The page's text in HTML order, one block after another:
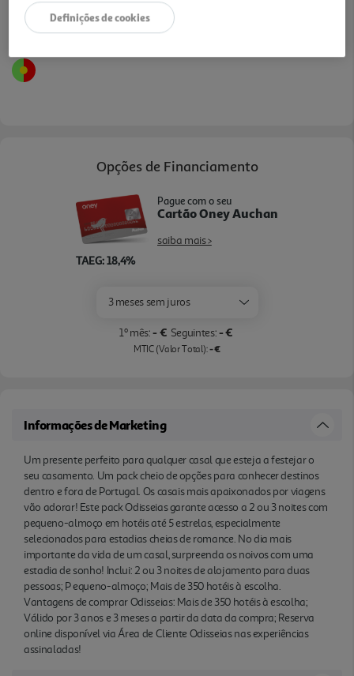
Mais de 350 hotéis à escolha. Vantagens de
comprar Odisseias: Mais de 350 hotéis à escolha;
Válido por 3 anos e 3 meses a partir da data da
compra; Reserva online disponível via Área de
Opções de Financiamento
TAEG: 18,4%
Pague com o seu
Cartão Oney Auchan
saiba mais >
3 meses sem juros
1º mês:- € Seguintes:- €
MTIC (Valor Total):- €
Informações de Marketing
Um presente perfeito para qualquer casal que esteja a festejar o
seu casamento. Um pack cheio de opções para conhecer destinos
dentro e fora de Portugal. Os casais mais apaixonados por viagens
vão adorar! Este pack Odisseias garante acesso a 2 ou 3 noites com
pequeno-almoço em hotéis até 5 estrelas, especialmente
selecionados para estadias cheias de romance. No dia mais
importante da vida de um casal, surpreenda os noivos com uma
estadia de sonho! Inclui: 2 ou 3 noites de alojamento para duas
pessoas; P equeno-almoço; Mais de 350 hotéis à escolha.
Vantagens de comprar Odisseias: Mais de 350 hotéis à escolha;
Válido por 3 anos e 3 meses a partir da data da compra; Reserva
online disponível via Área de Cliente Odisseias nas experiências
assinaladas!
Definições de cookies